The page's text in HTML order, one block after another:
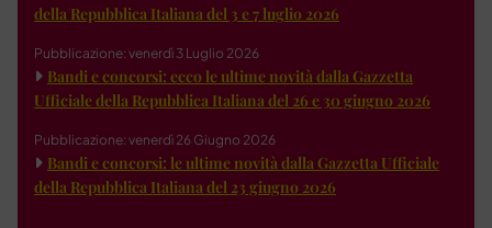
della Repubblica Italiana del 3 e 7 luglio 2026
Pubblicazione: venerdì 3 Luglio 2026
Bandi e concorsi: ecco le ultime novità dalla Gazzetta
Ufficiale della Repubblica Italiana del 26 e 30 giugno 2026
Pubblicazione: venerdì 26 Giugno 2026
Bandi e concorsi: le ultime novità dalla Gazzetta Ufficiale
della Repubblica Italiana del 23 giugno 2026